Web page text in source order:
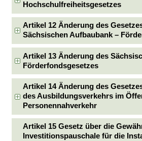
Hochschulfreiheitsgesetzes
Artikel 12 Änderung des
Sächsischen Aufbaubank –
Artikel 13 Änderung des
Förderfondsgesetzes
Artikel 14 Änderung des
des Ausbildungsverkehrs im
Personennahverkehr
Artikel 15 Gesetz über die
Investitionspauschale für die